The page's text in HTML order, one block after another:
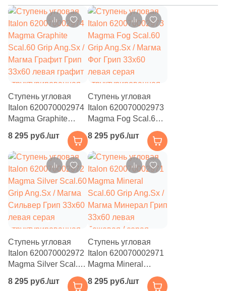
Ступень угловая
Italon 620070002974
Magma Graphite
Scal.60 Grip Ang.Sx /
Магма Графит Грип
33x60 левая графит
структурированная
под камень
8 295 руб./шт
Ступень угловая
Italon 620070002973
Magma Fog Scal.60
Grip Ang.Sx / Магма
Фог Грип 33x60
левая серая
структурированная
под камень
8 295 руб./шт
Ступень угловая
Italon 620070002972
Magma Silver Scal.60
Grip Ang.Sx / Магма
Сильвер Грип 33x60
8 295 руб./шт
Ступень угловая
Italon 620070002971
Magma Mineral
Scal.60 Grip Ang.Sx /
Магма Минерал Грип
8 295 руб./шт